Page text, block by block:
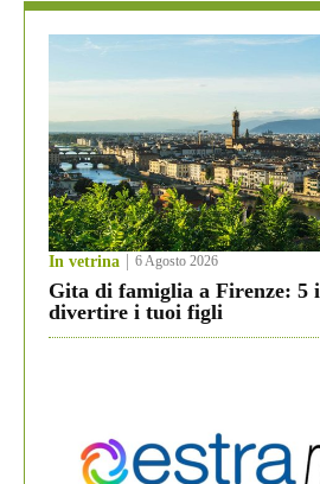
In vetrina 6 Agosto 2026
Gita di famiglia a Firenze: 5
divertire i tuoi figli